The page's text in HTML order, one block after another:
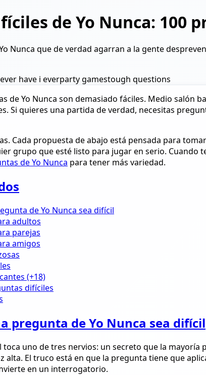
de Yo Nunca: 100
Nunca que de verdad agarran a la gente
have i everparty gamestough questions
de Yo Nunca son demasiado fáciles. Medio
Si quieres una partida de verdad, necesitas
Cada propuesta de abajo está pensada para
grupo que esté listo para jugar en serio. Cuando
de Yo Nunca para tener más variedad.
de Yo Nunca sea difícil
adultos
parejas
amigos
(+18)
difíciles
pregunta de Yo Nunca sea difícil
uno de tres nervios: un secreto que la
alta. El truco está en que la pregunta tiene que
en un interrogatorio.